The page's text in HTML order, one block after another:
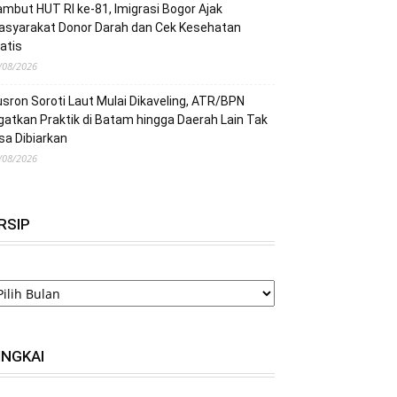
HUT RI ke-81, Imigrasi Bogor Ajak
Donor Darah dan Cek Kesehatan
2026
Soroti Laut Mulai Dikaveling, ATR/BPN
Praktik di Batam hingga Daerah Lain Tak
Dibiarkan
2026